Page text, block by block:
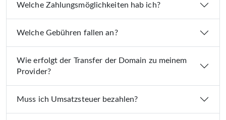
Welche Zahlungsmöglichkeiten hab ich?
Welche Gebühren fallen an?
Wie erfolgt der Transfer der Domain zu meinem
Provider?
Muss ich Umsatzsteuer bezahlen?